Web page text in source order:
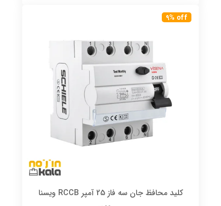
9% off
کلید محافظ جان سه فاز 25 آمپر RCCB ویسنا